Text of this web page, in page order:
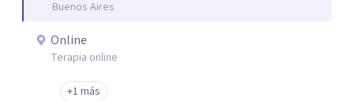
Buenos Aires
Online
Terapia online
+1 más